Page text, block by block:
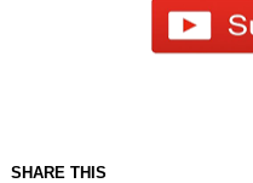
SHARE THIS